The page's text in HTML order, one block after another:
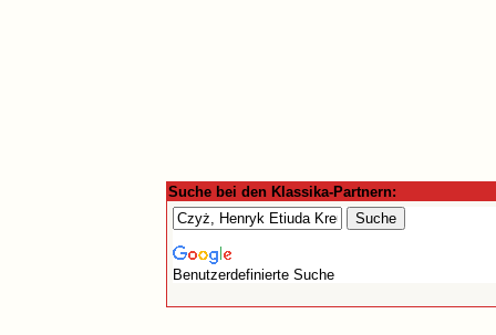
Suche bei den Klassika-Partnern:
Benutzerdefinierte Suche